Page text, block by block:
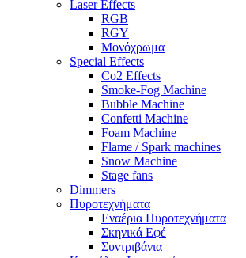
Laser Effects
RGB
RGY
Μονόχρωμα
Special Effects
Co2 Effects
Smoke-Fog Machine
Bubble Machine
Confetti Machine
Foam Machine
Flame / Spark machines
Snow Machine
Stage fans
Dimmers
Πυροτεχνήματα
Εναέρια Πυροτεχνήματα
Σκηνικά Εφέ
Συντριβάνια